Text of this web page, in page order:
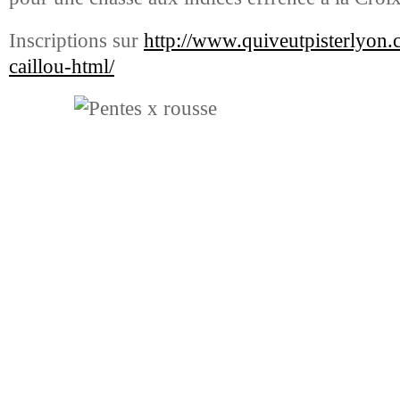
Inscriptions sur http://
caillou-html/